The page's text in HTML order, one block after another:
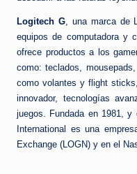
Logitech G, una marca de
equipos de computadora y
ofrece productos a los
como: teclados,
como volantes y flight
innovador, tecnologías
juegos. Fundada en 1981,
International es una
Exchange (LOGN) y en el